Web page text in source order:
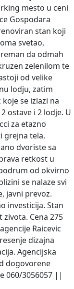
mesto u ceni
Gospodara
stan koji
svetao,
da odmah
zelenilom te
od velike
lodju, zatim
se izlazi na
ostave i 2 lodje. U
za etazno
grejna tela.
dvoriste sa
retkost u
od okvirno
se nalaze svi
javni prevoz.
investicija. Stan
Cena 275
Raicevic
dizajna
Agencijska
dogovorene
060/3056057 ||